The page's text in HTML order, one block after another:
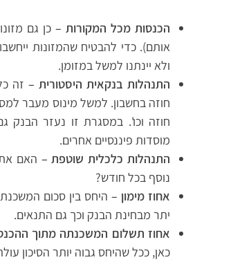
הכנסות מכל המקורות –כן גם
אותם). כדי להבטיח שהמזונות
ולא יינתנו למשל במזומן.
התנהלות בנקאית היסטורית – זה
חוזה בחשבון. למשל מינוס מעבר
חוזה וכו'. במסגרת זו נעזר הבנק
מוסדות פיננסיים אחרים.
התנהלות כלכלית שוטפת – האם
נוסף בכל חודש?
אחוז מימון – היחס בין סכום
יתר מבחינת הבנק וכך גם התנאים.
אחוז תשלום המשכנתה מתוך
כאן, ככל שהיחס גבוה יותר הסיכון